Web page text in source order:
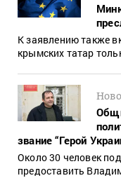
К заявлению также
крымских татар
звание “Герой
Около 30 человек
предоставить